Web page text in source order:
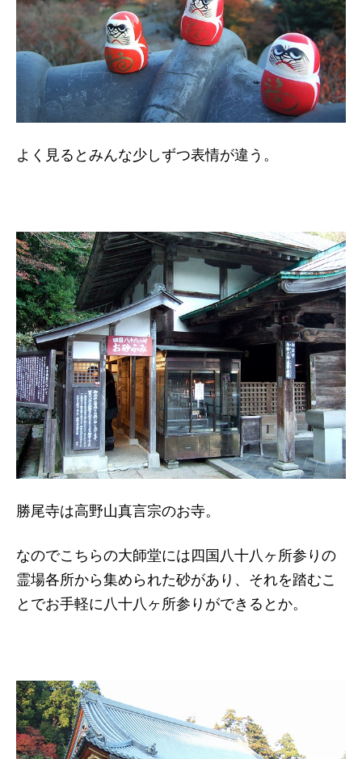
よく見るとみんな少しずつ表情が違う。
勝尾寺は高野山真言宗のお寺。
なのでこちらの大師堂には四国八十八ヶ所参りの
霊場各所から集められた砂があり、それを踏むこ
とでお手軽に八十八ヶ所参りができるとか。